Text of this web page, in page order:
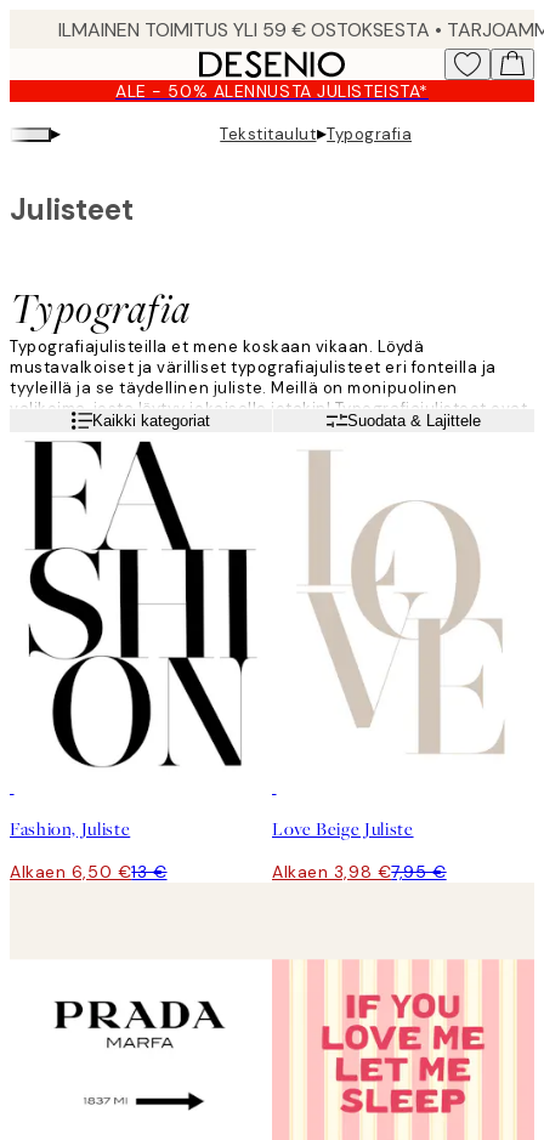
content.
ALE - 50% ALENNUSTA JULISTEISTA*
▸ Tekstitaulut▸Typografia
Typografia
Julisteet
Typografiajulisteilla et mene koskaan vikaan. Löydä
mustavalkoiset ja värilliset typografiajulisteet eri fonteilla ja
tyyleillä ja se täydellinen juliste. Meillä on monipuolinen
valikoima, josta löytyy jokaiselle jotakin! Typografiajulisteet ovat
mainio tapa viimeistellä tauluseinä omalla persoonallisella
kosketuksellasi.
Lue lisää Kaikki kategoriat Suodata & Lajittele
Fashion, Juliste
Alkaen 6,50 €13 €
Love Beige Juliste
Alkaen 3,98 €7,95 €